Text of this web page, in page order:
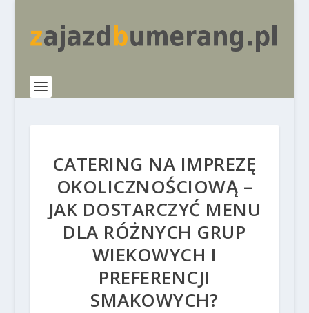
CATERING NA IMPREZĘ
OKOLICZNOŚCIOWĄ –
JAK DOSTARCZYĆ MENU
DLA RÓŻNYCH GRUP
WIEKOWYCH I
PREFERENCJI
SMAKOWYCH?